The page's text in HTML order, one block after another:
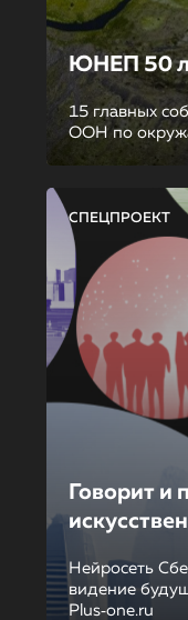
ЮНЕП 50
15 главных
ООН по
СПЕЦПРОЕКТ
Говорит и
Нейросеть
видение
Plus‑one.ru